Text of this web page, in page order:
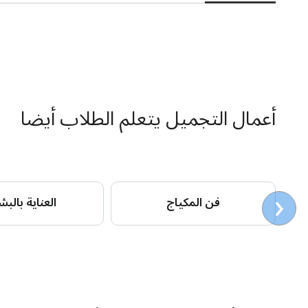
أعمال التجميل يتعلم الطلاب أيضا
فن المكياج العناية ‹